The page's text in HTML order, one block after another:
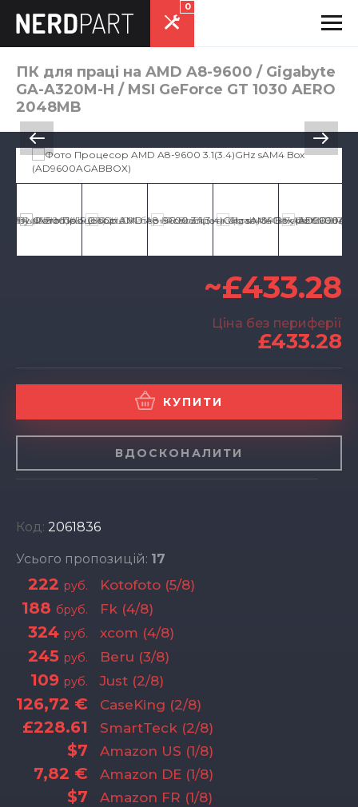
0
ПК для праці на AMD A8-9600 / Gigabyte
GA-A320M-H / MSI GeForce GT 1030 AERO
2048MB
Код: 2061836
Усього пропозицій: 17
222 руб. Kotofoto (5/8)
188 бруб. Fk (4/8)
324 руб. xcom (4/8)
245 руб. Beru (3/8)
109 руб. Just (2/8)
126,72 € CaseKing (2/8)
£228.61 SmartTeck (2/8)
$7 Amazon US (1/8)
7,82 € Amazon DE (1/8)
$7 Amazon FR (1/8)
~£433.28
Ціна без периферії
£433.28
КУПИТИ
ВДОСКОНАЛИТИ